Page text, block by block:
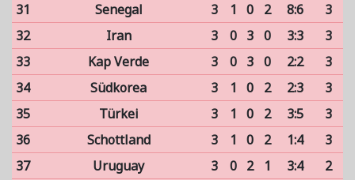
31
Senegal 3 1 0 2 8:6
3
32
Iran 3 0 3 0 3:3
3
33
Kap Verde 3 0 3 0 2:2
3
34
Südkorea 3 1 0 2 2:3
3
35
Türkei 3 1 0 2 3:5
3
36
Schottland 3 1 0 2 1:4
3
37
Uruguay 3 0 2 1 3:4 2